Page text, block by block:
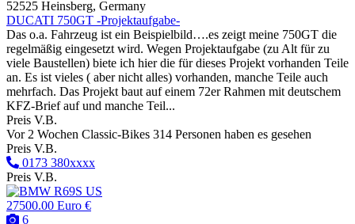
52525 Heinsberg, Germany
DUCATI 750GT -Projektaufgabe-
Das o.a. Fahrzeug ist ein Beispielbild….es zeigt meine 750GT die
regelmäßig eingesetzt wird. Wegen Projektaufgabe (zu Alt für zu
viele Baustellen) biete ich hier die für dieses Projekt vorhanden Teile
an. Es ist vieles ( aber nicht alles) vorhanden, manche Teile auch
mehrfach. Das Projekt baut auf einem 72er Rahmen mit deutschem
KFZ-Brief auf und manche Teil...
Preis V.B.
Vor 2 Wochen Classic-Bikes 314 Personen haben es gesehen
Preis V.B.
0173 380xxxx
Preis V.B.
27500.00 Euro €
6